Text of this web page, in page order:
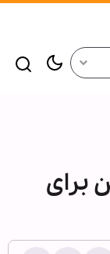
برای